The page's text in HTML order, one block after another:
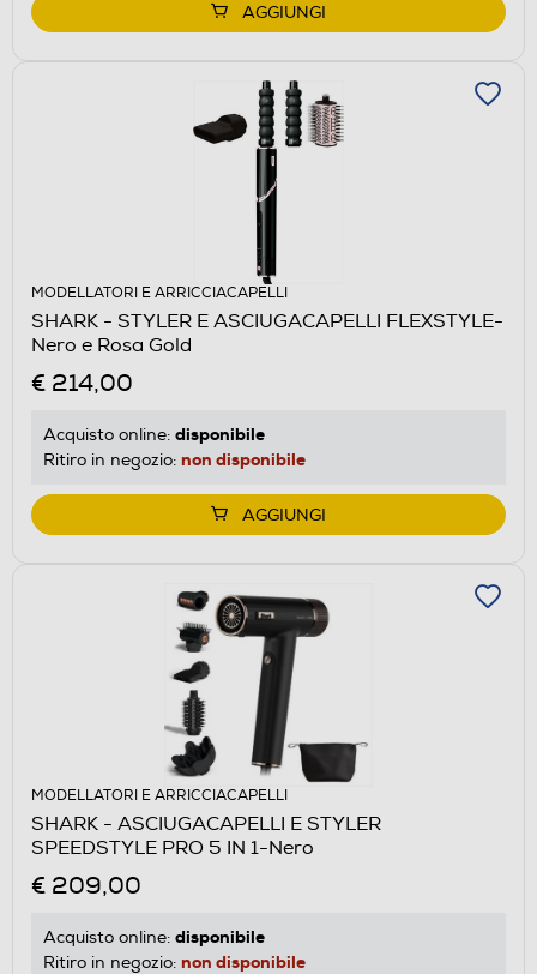
AGGIUNGI
MODELLATORI E ARRICCIACAPELLI
SHARK - STYLER E ASCIUGACAPELLI FLEXSTYLE-
Nero e Rosa Gold
€ 214,00
Acquisto online: disponibile
Ritiro in negozio: non disponibile
AGGIUNGI
MODELLATORI E ARRICCIACAPELLI
SHARK - ASCIUGACAPELLI E STYLER
SPEEDSTYLE PRO 5 IN 1-Nero
€ 209,00
Acquisto online: disponibile
Ritiro in negozio: non disponibile